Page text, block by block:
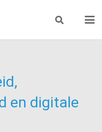
en digitale